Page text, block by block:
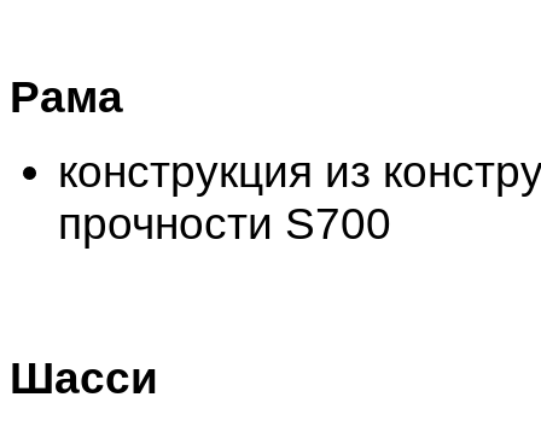
Рама
конструкция из
прочности S700
Шасси